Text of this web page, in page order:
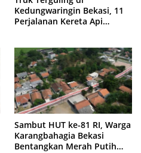
Kedungwaringin Bekasi, 11
Perjalanan Kereta Api
Sambut HUT ke-81 RI, Warga
Karangbahagia Bekasi
Bentangkan Merah Putih